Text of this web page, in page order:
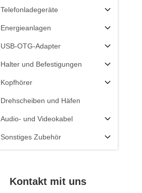
Telefonladegeräte
Energieanlagen
USB-OTG-Adapter
Halter und Befestigungen
Kopfhörer
Drehscheiben und Häfen
Audio- und Videokabel
Sonstiges Zubehör
Kontakt mit uns